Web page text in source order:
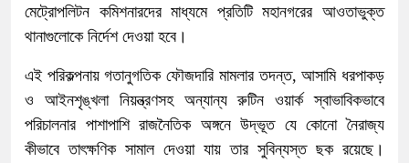
মেট্রোপলিটন কমিশনারদের মাধ্যমে প্রতিটি মহানগরের আওতাভুক্ত
থানাগুলোকে নির্দেশ দেওয়া হবে।
এই পরিকল্পনায় গতানুগতিক ফৌজদারি মামলার তদন্ত, আসামি ধরপাকড়
ও আইনশৃঙ্খলা নিয়ন্ত্রণসহ অন্যান্য রুটিন ওয়ার্ক স্বাভাবিকভাবে
পরিচালনার পাশাপাশি রাজনৈতিক অঙ্গনে উদ্ভূত যে কোনো নৈরাজ্য
কীভাবে তাৎক্ষণিক সামাল দেওয়া যায় তার সুবিন্যস্ত ছক রয়েছে।